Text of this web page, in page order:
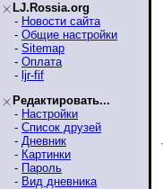
LJ.Rossia.org
- Новости сайта
- Общие настройки
- Sitemap
- Оплата
- ljr-fif
Редактировать...
- Настройки
- Список друзей
- Дневник
- Картинки
- Пароль
- Вид дневника